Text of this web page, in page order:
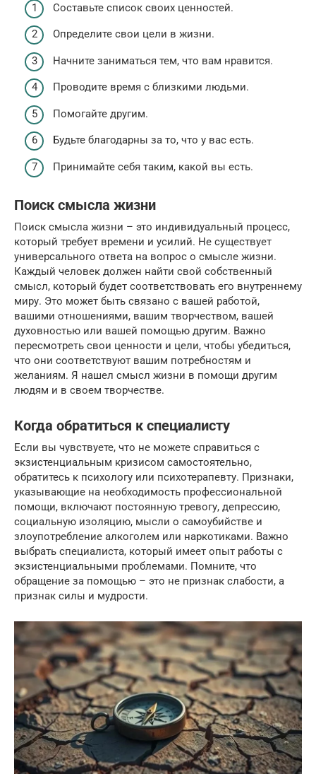
Составьте список своих ценностей.
Определите свои цели в жизни.
Начните заниматься тем, что вам нравится.
Проводите время с близкими людьми.
Помогайте другим.
Будьте благодарны за то, что у вас есть.
Принимайте себя таким, какой вы есть.
Поиск смысла жизни
Поиск смысла жизни – это индивидуальный процесс,
который требует времени и усилий. Не существует
универсального ответа на вопрос о смысле жизни.
Каждый человек должен найти свой собственный
смысл, который будет соответствовать его внутреннему
миру. Это может быть связано с вашей работой,
вашими отношениями, вашим творчеством, вашей
духовностью или вашей помощью другим. Важно
пересмотреть свои ценности и цели, чтобы убедиться,
что они соответствуют вашим потребностям и
желаниям. Я нашел смысл жизни в помощи другим
людям и в своем творчестве.
Когда обратиться к специалисту
Если вы чувствуете, что не можете справиться с
экзистенциальным кризисом самостоятельно,
обратитесь к психологу или психотерапевту. Признаки,
указывающие на необходимость профессиональной
помощи, включают постоянную тревогу, депрессию,
социальную изоляцию, мысли о самоубийстве и
злоупотребление алкоголем или наркотиками. Важно
выбрать специалиста, который имеет опыт работы с
экзистенциальными проблемами. Помните, что
обращение за помощью – это не признак слабости, а
признак силы и мудрости.